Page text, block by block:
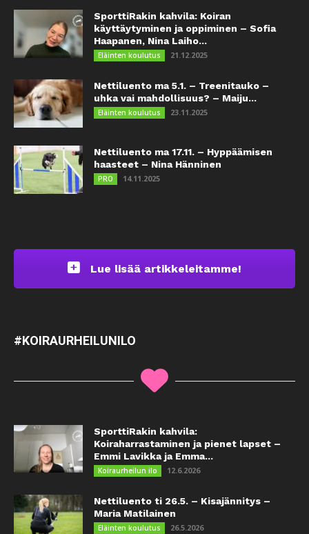
SporttiRakin kahvila: Koiran
käyttäytyminen ja oppiminen – Sofia
Haapanen, Nina Laiho...
Eläinten koulutus 21.12.2025
Nettiluento ma 5.1. – Treenitauko –
uhka vai mahdollisuus? – Maiju...
Eläinten koulutus 23.11.2025
Nettiluento ma 17.11. – Hyppäämisen
haasteet – Nina Hänninen
PRO 14.11.2025
Lue lisää artikkeleitamme!
#KOIRAURHEILUNILO
SporttiRakin kahvila:
Koiraharrastaminen ja pienet lapset –
Emmi Lavikka ja Emma...
Koiraurheilun ilo 12.6.2026
Nettiluento ti 26.5. – Kisajännitys –
Maria Matilainen
Eläinten koulutus 26.5.2026